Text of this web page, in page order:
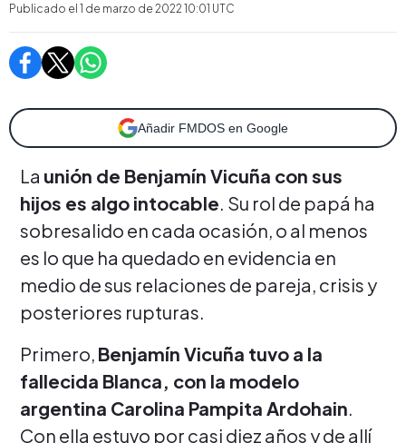
Publicado el 1 de marzo de 2022 10:01 UTC
Añadir FMDOS en Google
La unión de Benjamín Vicuña con sus
hijos es algo intocable. Su rol de papá ha
sobresalido en cada ocasión, o al menos
es lo que ha quedado en evidencia en
medio de sus relaciones de pareja, crisis y
posteriores rupturas.
Primero, Benjamín Vicuña tuvo a la
fallecida Blanca, con la modelo
argentina Carolina Pampita Ardohain.
Con ella estuvo por casi diez años y de allí